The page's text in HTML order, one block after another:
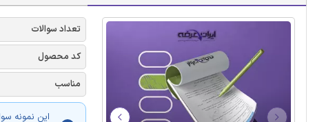
تعداد سوالات
کد محصول
مناسب
این نمونه